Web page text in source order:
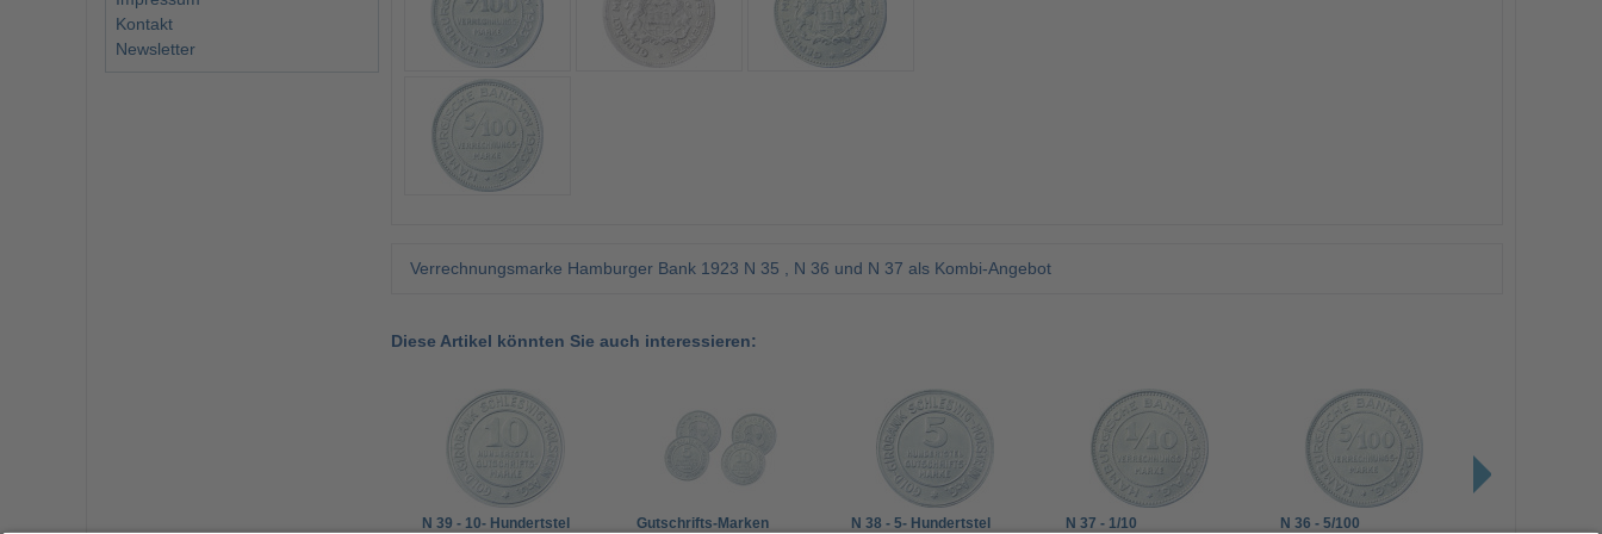
Verrechnungsmarke Hamburger Bank 1923 N 35 , N 36 und N 37 als Kombi-Angebot
Diese Artikel könnten Sie auch interessieren:
N 39 - 10- Hundertstel Gutschrifts-Marken N 38 - 5- Hundertstel N 37 - 1/10 N 36 - 5/100
Kontakt
Newsletter